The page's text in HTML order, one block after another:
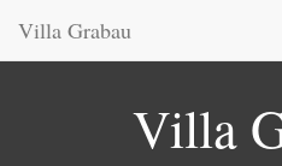
Villa Grabau
Villa